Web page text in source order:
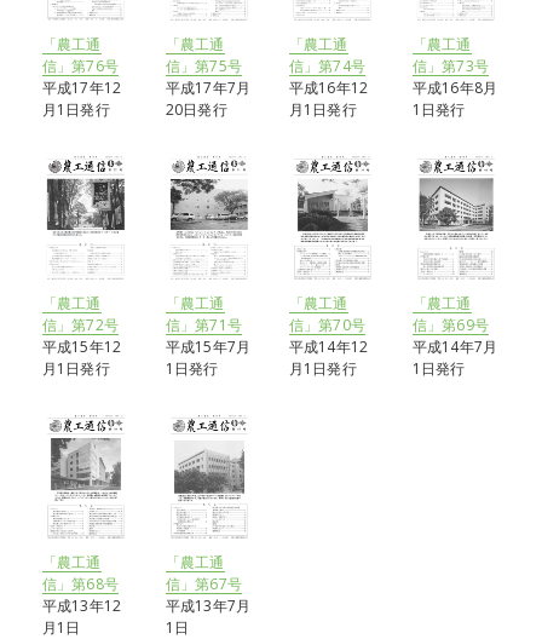
「農工通
信」第76号
平成17年12
月1日発行
「農工通
信」第75号
平成17年7月
20日発行
「農工通
信」第74号
平成16年12
月1日発行
「農工通
信」第73号
平成16年8月
1日発行
「農工通
信」第72号
平成15年12
月1日発行
「農工通
信」第71号
平成15年7月
1日発行
「農工通
信」第70号
平成14年12
月1日発行
「農工通
信」第69号
平成14年7月
1日発行
「農工通
信」第68号
平成13年12
月1日
「農工通
信」第67号
平成13年7月
1日